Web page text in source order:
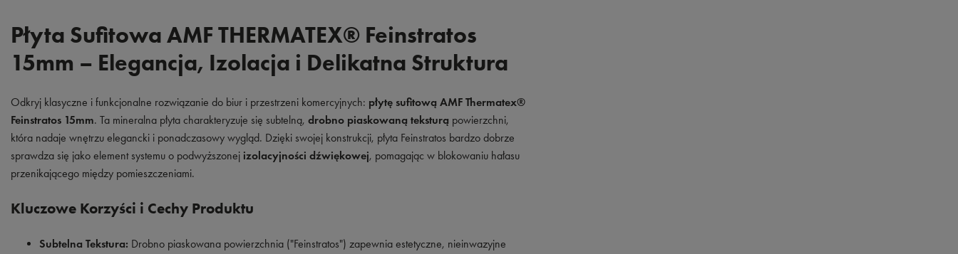
Płyta Sufitowa AMF THERMATEX® Feinstratos
15mm – Elegancja, Izolacja i Delikatna Struktura
Odkryj klasyczne i funkcjonalne rozwiązanie do biur i przestrzeni komercyjnych: płytę sufitową AMF Thermatex®
Feinstratos 15mm. Ta mineralna płyta charakteryzuje się subtelną, drobno piaskowaną teksturą powierzchni,
która nadaje wnętrzu elegancki i ponadczasowy wygląd. Dzięki swojej konstrukcji, płyta Feinstratos bardzo dobrze
sprawdza się jako element systemu o podwyższonej izolacyjności dźwiękowej, pomagając w blokowaniu hałasu
przenikającego między pomieszczeniami.
Kluczowe Korzyści i Cechy Produktu
Subtelna Tekstura: Drobno piaskowana powierzchnia ("Feinstratos") zapewnia estetyczne, nieinwazyjne